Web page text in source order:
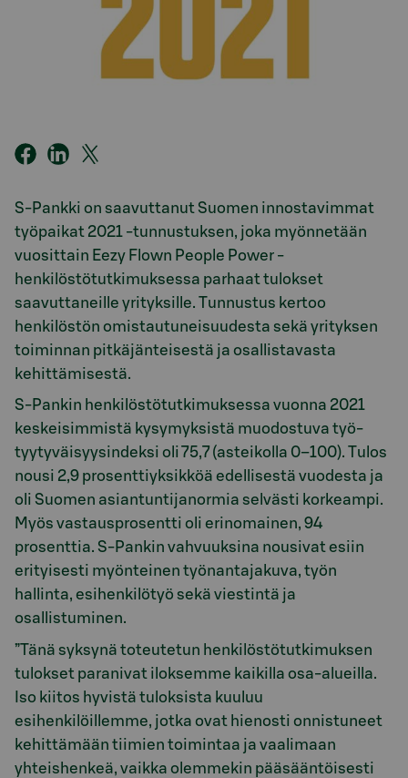
S-Pankki on saavuttanut Suomen innostavimmat
työpaikat 2021 -tunnustuksen, joka myönnetään
vuosittain Eezy Flown People Power -
henkilöstötutkimuksessa parhaat tulokset
saavuttaneille yrityksille. Tunnustus kertoo
henkilöstön omistautuneisuudesta sekä yrityksen
toiminnan pitkäjänteisestä ja osallistavasta
kehittämisestä.
S-Pankin henkilöstötutkimuksessa vuonna 2021
keskeisimmistä kysymyksistä muodostuva työ­
tyytyväisyysindeksi oli 75,7 (asteikolla 0–100). Tulos
nousi 2,9 prosenttiyksikköä edellisestä vuodesta ja
oli Suomen asiantuntijanormia selvästi korkeampi.
Myös vastausprosentti oli erinomainen, 94
prosenttia. S-Pankin vahvuuksina nousivat esiin
erityisesti myönteinen työnantajakuva, työn
hallinta, esihenkilötyö sekä viestintä ja
osallistuminen.
”Tänä syksynä toteutetun henkilöstötutkimuksen
tulokset paranivat iloksemme kaikilla osa-alueilla.
Iso kiitos hyvistä tuloksista kuuluu
esihenkilöillemme, jotka ovat hienosti onnistuneet
kehittämään tiimien toimintaa ja vaalimaan
yhteishenkeä, vaikka olemmekin pääsääntöisesti